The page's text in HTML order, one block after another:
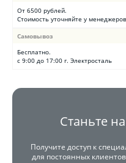
От 6500 рублей.
Стоимость уточняйте у менеджеров
Самовывоз
Бесплатно.
с 9:00 до 17:00 г. Электросталь
Станьте
Получите доступ к
для постоянных